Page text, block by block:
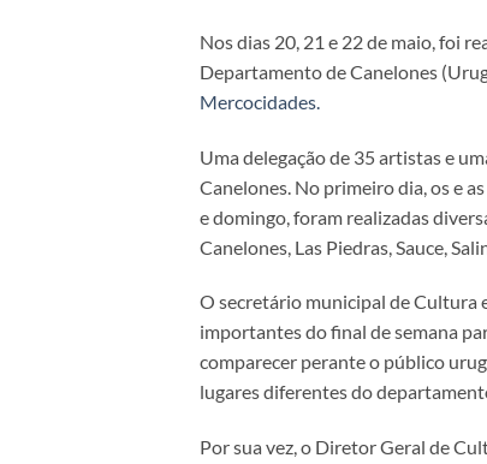
Nos dias 20, 21 e 22 de maio, foi
Departamento de Canelones
Mercocidades.
Uma delegação de 35 artistas e
Canelones. No primeiro dia, os e
e domingo, foram realizadas
Canelones, Las Piedras, Sauce,
O secretário municipal de Cultura
importantes do final de semana
comparecer perante o público
lugares diferentes do
Por sua vez, o Diretor Geral de